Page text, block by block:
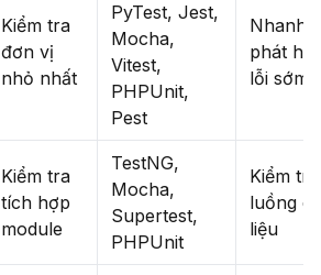
Kiểm tra
đơn vị
nhỏ nhất
PyTest, Jest,
Mocha,
Vitest,
PHPUnit,
Pest
Nhanh,
phát
lỗi sớm
Kiểm tra
tích hợp
module
TestNG,
Mocha,
Supertest,
PHPUnit
Kiểm tra
luồng
liệu